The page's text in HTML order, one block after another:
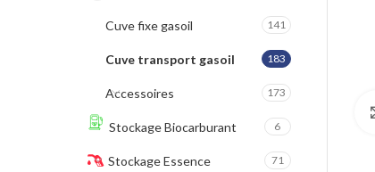
Cuve fixe gasoil 141
Cuve transport gasoil 183
Accessoires 173
Stockage Biocarburant 6
Stockage Essence 71